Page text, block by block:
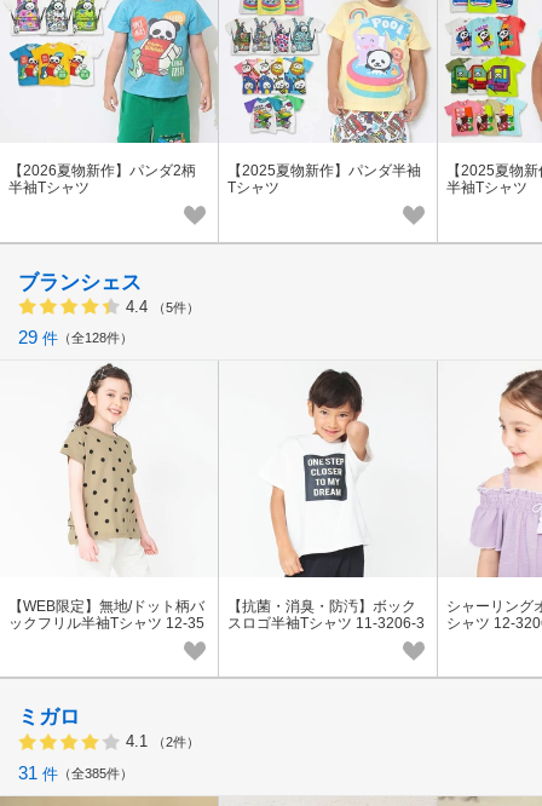
【2026夏物新作】パンダ2柄
半袖Tシャツ
【2025夏物新作】パンダ半袖
Tシャツ
【2025夏物
半袖Tシャツ
ブランシェス
4.4 （5件）
29 件 全128件
【WEB限定】無地/ドット柄バ
ックフリル半袖Tシャツ 12-35
【抗菌・消臭・防汚】ボック
スロゴ半袖Tシャツ 11-3206-3
シャーリング
シャツ 12-
ミガロ
4.1 （2件）
31 件 全385件